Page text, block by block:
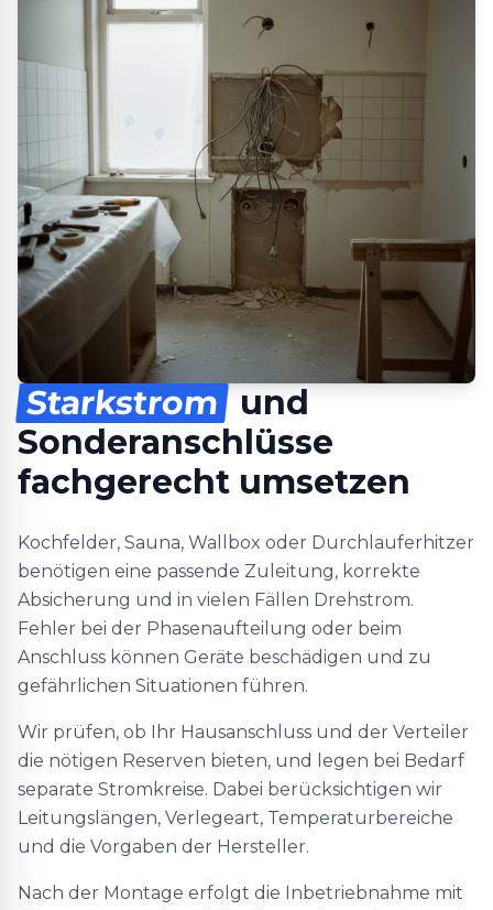
Starkstrom
und
Sonderanschlüsse
fachgerecht umsetzen
Kochfelder, Sauna, Wallbox oder Durchlauferhitzer
benötigen eine passende Zuleitung, korrekte
Absicherung und in vielen Fällen Drehstrom.
Fehler bei der Phasenaufteilung oder beim
Anschluss können Geräte beschädigen und zu
gefährlichen Situationen führen.
Wir prüfen, ob Ihr Hausanschluss und der Verteiler
die nötigen Reserven bieten, und legen bei Bedarf
separate Stromkreise. Dabei berücksichtigen wir
Leitungslängen, Verlegeart, Temperaturbereiche
und die Vorgaben der Hersteller.
Nach der Montage erfolgt die Inbetriebnahme mit